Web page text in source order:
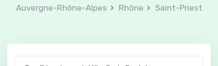
Auvergne-Rhône-Alpes
Rhône Saint-Priest